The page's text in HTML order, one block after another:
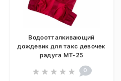
Водоотталкивающий
дождевик для такс девочек
радуга MT-25
0